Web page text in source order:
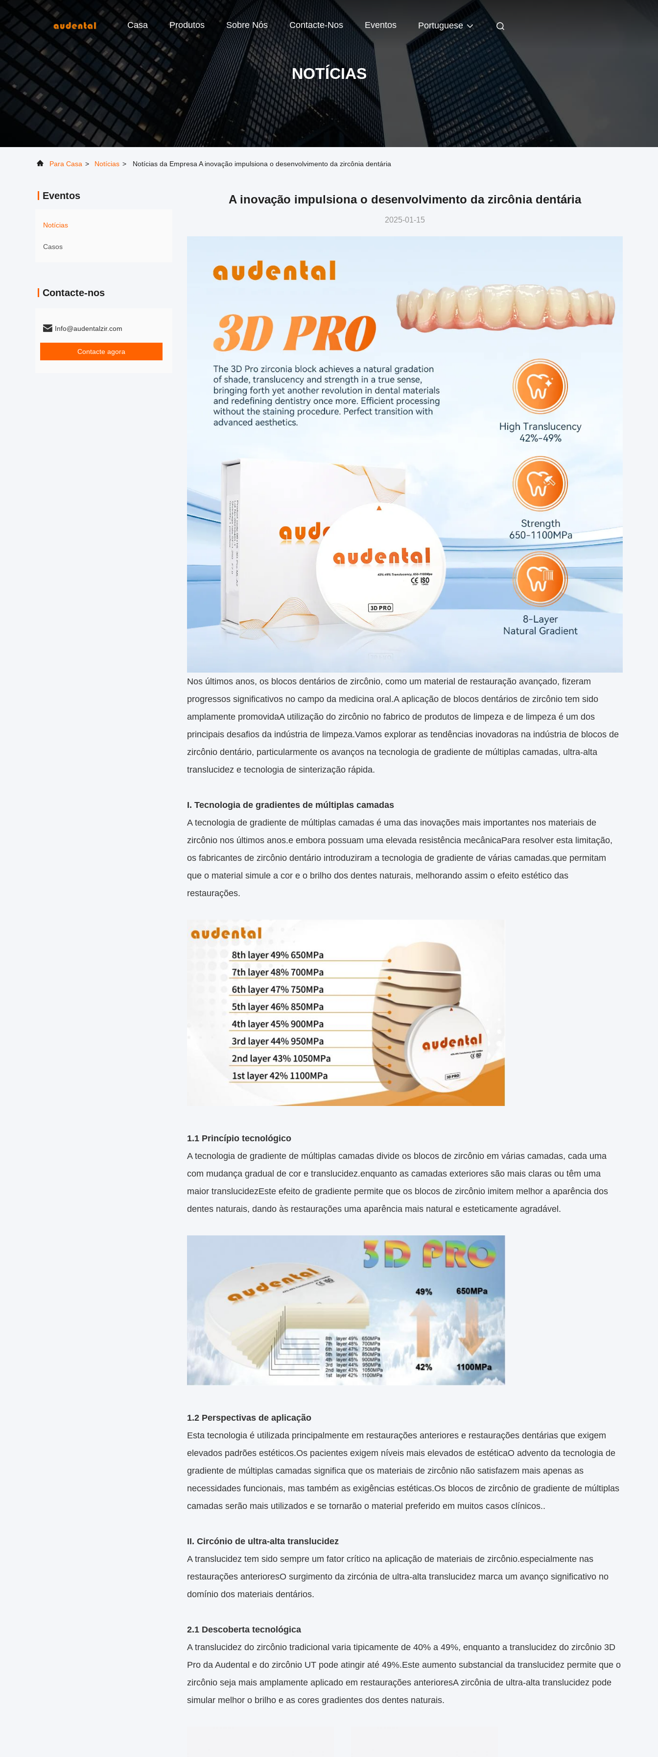
Casa Produtos Sobre Nós Contacte-Nos Eventos Portuguese
NOTÍCIAS
Para Casa > Notícias > Notícias da Empresa A inovação impulsiona o desenvolvimento da zircônia dentária
Eventos
Notícias
Casos
Contacte-nos
Info@audentalzir.com
Contacte agora
A inovação impulsiona o desenvolvimento da zircônia dentária
2025-01-15
Nos últimos anos, os blocos dentários de zircônio, como um material de restauração avançado, fizeram
progressos significativos no campo da medicina oral.A aplicação de blocos dentários de zircônio tem sido
amplamente promovidaA utilização do zircônio no fabrico de produtos de limpeza e de limpeza é um dos
principais desafios da indústria de limpeza.Vamos explorar as tendências inovadoras na indústria de blocos de
zircônio dentário, particularmente os avanços na tecnologia de gradiente de múltiplas camadas, ultra-alta
translucidez e tecnologia de sinterização rápida.
I. Tecnologia de gradientes de múltiplas camadas
A tecnologia de gradiente de múltiplas camadas é uma das inovações mais importantes nos materiais de
zircônio nos últimos anos.e embora possuam uma elevada resistência mecânicaPara resolver esta limitação,
os fabricantes de zircônio dentário introduziram a tecnologia de gradiente de várias camadas.que permitam
que o material simule a cor e o brilho dos dentes naturais, melhorando assim o efeito estético das
restaurações.
1.1 Princípio tecnológico
A tecnologia de gradiente de múltiplas camadas divide os blocos de zircônio em várias camadas, cada uma
com mudança gradual de cor e translucidez.enquanto as camadas exteriores são mais claras ou têm uma
maior translucidezEste efeito de gradiente permite que os blocos de zircônio imitem melhor a aparência dos
dentes naturais, dando às restaurações uma aparência mais natural e esteticamente agradável.
1.2 Perspectivas de aplicação
Esta tecnologia é utilizada principalmente em restaurações anteriores e restaurações dentárias que exigem
elevados padrões estéticos.Os pacientes exigem níveis mais elevados de estéticaO advento da tecnologia de
gradiente de múltiplas camadas significa que os materiais de zircônio não satisfazem mais apenas as
necessidades funcionais, mas também as exigências estéticas.Os blocos de zircônio de gradiente de múltiplas
camadas serão mais utilizados e se tornarão o material preferido em muitos casos clínicos..
II. Circónio de ultra-alta translucidez
A translucidez tem sido sempre um fator crítico na aplicação de materiais de zircônio.especialmente nas
restaurações anterioresO surgimento da zircónia de ultra-alta translucidez marca um avanço significativo no
domínio dos materiais dentários.
2.1 Descoberta tecnológica
A translucidez do zircônio tradicional varia tipicamente de 40% a 49%, enquanto a translucidez do zircônio 3D
Pro da Audental e do zircônio UT pode atingir até 49%.Este aumento substancial da translucidez permite que o
zircônio seja mais amplamente aplicado em restaurações anterioresA zircônia de ultra-alta translucidez pode
simular melhor o brilho e as cores gradientes dos dentes naturais.